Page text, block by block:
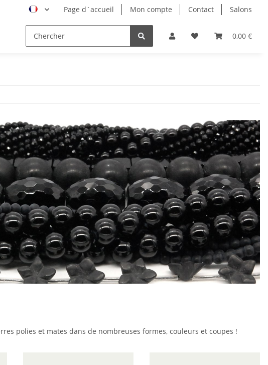
Page d´accueil Mon compte Contact Salons
0,00 €
polies et mates dans de nombreuses formes, couleurs et coupes !